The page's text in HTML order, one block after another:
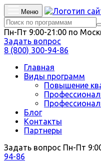
Меню
Пн-Пт 9:00-21:00 по
Задать вопрос
8 (800) 300-94-86
Главная
Виды программ
Повышение
Блог
Контакты
Партнеры
Задать вопрос Пн-Пт
94-86